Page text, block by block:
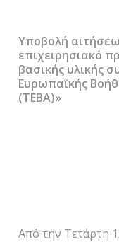
Υποβολή
επιχειρησιακό
βασικής υλικής
Ευρωπαϊκής
(ΤΕΒΑ)»
Από την Τετάρτη